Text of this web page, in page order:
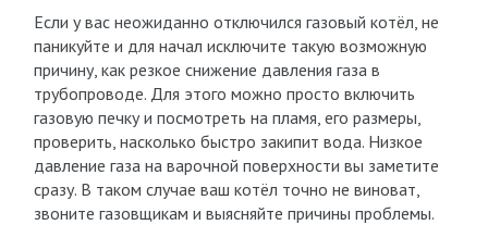
Если у вас неожиданно отключился газовый котёл, не
паникуйте и для начал исключите такую возможную
причину, как резкое снижение давления газа в
трубопроводе. Для этого можно просто включить
газовую печку и посмотреть на пламя, его размеры,
проверить, насколько быстро закипит вода. Низкое
давление газа на варочной поверхности вы заметите
сразу. В таком случае ваш котёл точно не виноват,
звоните газовщикам и выясняйте причины проблемы.